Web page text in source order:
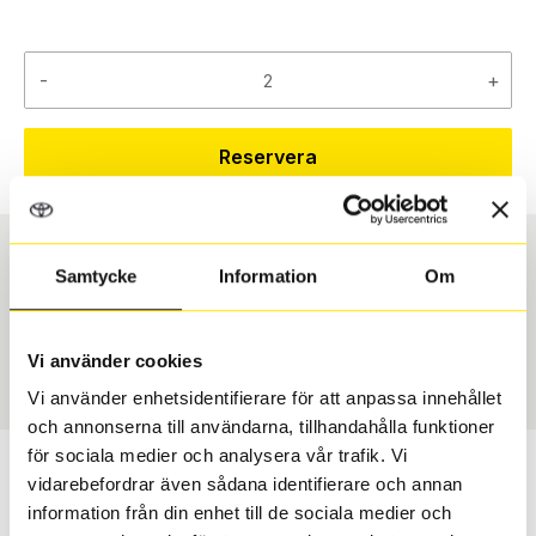
Samtycke Information Om
Vi använder cookies
Vi använder enhetsidentifierare för att anpassa innehållet
och annonserna till användarna, tillhandahålla funktioner
för sociala medier och analysera vår trafik. Vi
vidarebefordrar även sådana identifierare och annan
information från din enhet till de sociala medier och
- +
Reservera
Däcktyp
Vinter
Däckstorlek
225/35 R 19 88W
1529
Passar detta däck min bil?